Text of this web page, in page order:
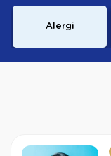
Alergi